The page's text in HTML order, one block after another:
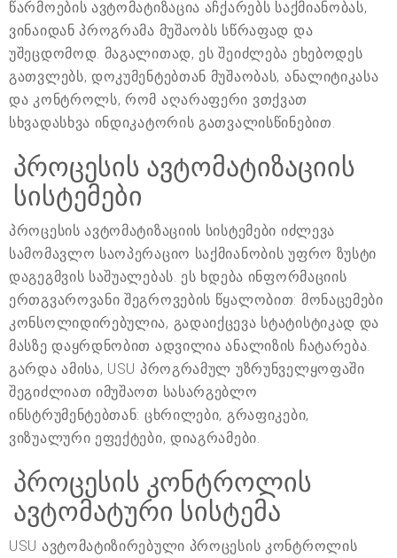
წარმოების ავტომატიზაცია აჩქარებს საქმიანობას,
ვინაიდან პროგრამა მუშაობს სწრაფად და
უშეცდომოდ. მაგალითად, ეს შეიძლება ეხებოდეს
გათვლებს, დოკუმენტებთან მუშაობას, ანალიტიკასა
და კონტროლს, რომ აღარაფერი ვთქვათ
სხვადასხვა ინდიკატორის გათვალისწინებით.
პროცესის ავტომატიზაციის
სისტემები
პროცესის ავტომატიზაციის სისტემები იძლევა
სამომავლო საოპერაციო საქმიანობის უფრო ზუსტი
დაგეგმვის საშუალებას. ეს ხდება ინფორმაციის
ერთგვაროვანი შეგროვების წყალობით: მონაცემები
კონსოლიდირებულია, გადაიქცევა სტატისტიკად და
მასზე დაყრდნობით ადვილია ანალიზის ჩატარება.
გარდა ამისა, USU პროგრამულ უზრუნველყოფაში
შეგიძლიათ იმუშაოთ სასარგებლო
ინსტრუმენტებთან: ცხრილები, გრაფიკები,
ვიზუალური ეფექტები, დიაგრამები.
პროცესის კონტროლის
ავტომატური სისტემა
USU ავტომატიზირებული პროცესის კონტროლის